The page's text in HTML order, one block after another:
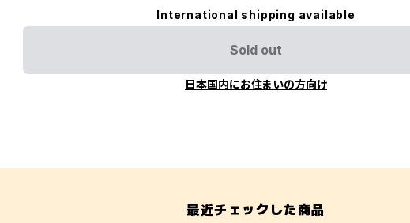
International shipping available
Sold out
日本国内にお住まいの方向け
最近チェックした商品